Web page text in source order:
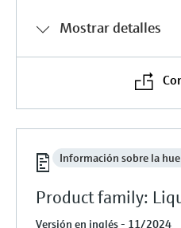
Mostrar detalles
Información sobre la
Product family:
Versión en inglés - 11/2024